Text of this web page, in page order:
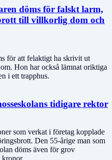
döms för falskt larm,
till villkorlig dom och
för att felaktigt ha skrivit ut
Hon har också lämnat oriktiga
i ett trapphus.
tidigare rektor
som verkat i företag kopplade
Den 55-årige man som
döms även för grov